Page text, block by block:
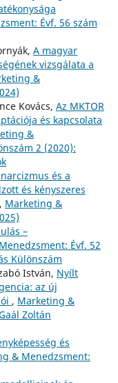
Évf. 56 szám
A magyar
vizsgálata a
&
Kovács, Az MKTOR
és kapcsolata
&
2 (2020):
és a
és kényszeres
, Marketing &
–
Évf. 52
Különszám
István, Nyílt
az új
, Marketing &
Zoltán
és
& Menedzsment: